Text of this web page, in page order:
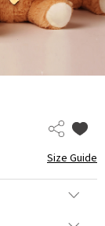
Size Guide